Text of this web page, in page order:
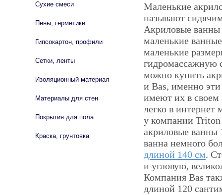
Маленькие
называют
Акриловые ванны
маленькие
маленькие
гидромассажную
можно купить
и Bas, именно эти
имеют их в своем
легко в интернет
у компании Triton
акриловые ванны
ванна немного
длиной 140 см.
и угловую,
Компания Bas
длиной 120
Сухие смеси
Пены, герметики
Гипсокартон, профили
Сетки, ленты
Изоляционный материал
Материалы для стен
Покрытия для пола
Краска, грунтовка